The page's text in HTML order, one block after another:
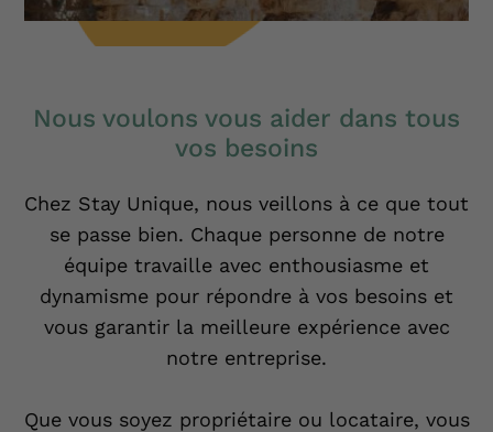
Nous voulons vous aider dans tous
vos besoins
Chez Stay Unique, nous veillons à ce que tout
se passe bien. Chaque personne de notre
équipe travaille avec enthousiasme et
dynamisme pour répondre à vos besoins et
vous garantir la meilleure expérience avec
notre entreprise.
Que vous soyez propriétaire ou locataire, vous